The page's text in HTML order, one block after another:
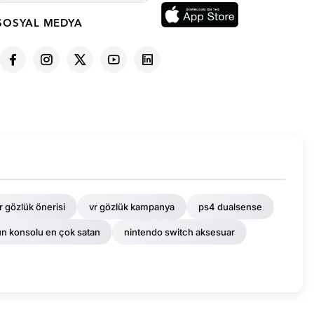
MEDYA
gözlük önerisi vr gözlük kampanya ps4 dualsense
konsolu en çok satan nintendo switch aksesuar